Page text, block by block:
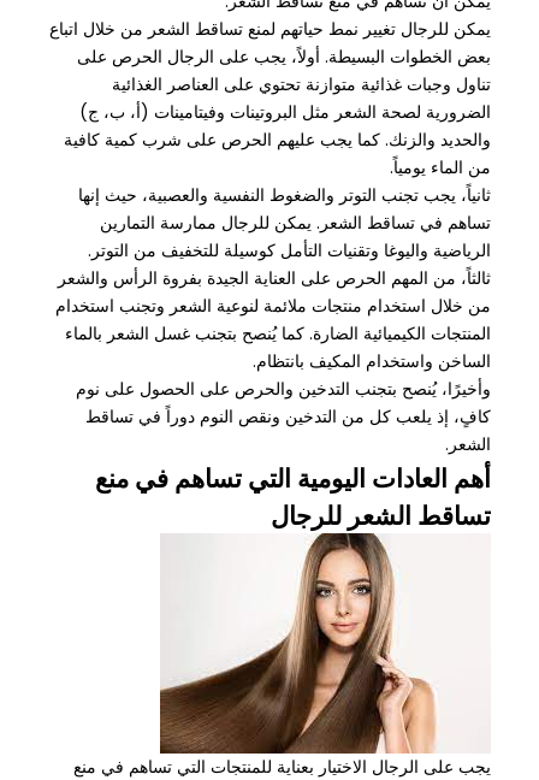
يمكن للرجال تغيير نمط حياتهم لمنع تساقط الشعر من خلال اتباع
بعض الخطوات البسيطة. أولاً، يجب على الرجال الحرص على
تناول وجبات غذائية متوازنة تحتوي على العناصر الغذائية
الضرورية لصحة الشعر مثل البروتينات وفيتامينات (أ، ب، ج)
والحديد والزنك. كما يجب عليهم الحرص على شرب كمية كافية
من الماء يومياً.
ثانياً، يجب تجنب التوتر والضغوط النفسية والعصبية، حيث إنها
تساهم في تساقط الشعر. يمكن للرجال ممارسة التمارين
الرياضية واليوغا وتقنيات التأمل كوسيلة للتخفيف من التوتر.
ثالثاً، من المهم الحرص على العناية الجيدة بفروة الرأس والشعر
من خلال استخدام منتجات ملائمة لنوعية الشعر وتجنب استخدام
المنتجات الكيميائية الضارة. كما يُنصح بتجنب غسل الشعر بالماء
الساخن واستخدام المكيف بانتظام.
وأخيرًا، يُنصح بتجنب التدخين والحرص على الحصول على نوم
كافٍ، إذ يلعب كل من التدخين ونقص النوم دوراً في تساقط
الشعر.
أهم العادات اليومية التي تساهم في منع
تساقط الشعر للرجال
يجب على الرجال الاختيار بعناية للمنتجات التي تساهم في منع